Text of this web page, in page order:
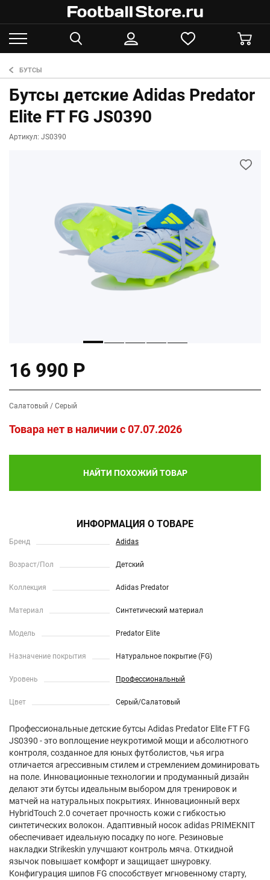
БУТСЫ
Бутсы детские Adidas Predator
Elite FT FG JS0390
Артикул: JS0390
16 990 Р
Салатовый / Серый
Товара нет в наличии c 07.07.2026
НАЙТИ ПОХОЖИЙ ТОВАР
ИНФОРМАЦИЯ О ТОВАРЕ
Бренд Adidas
Возраст/Пол Детский
Коллекция Adidas Predator
Материал Синтетический материал
Модель Predator Elite
Назначение покрытия Натуральное покрытие (FG)
Уровень Профессиональный
Цвет Серый/Салатовый
Профессиональные детские бутсы Adidas Predator Elite FT FG
JS0390 - это воплощение неукротимой мощи и абсолютного
контроля, созданное для юных футболистов, чья игра
отличается агрессивным стилем и стремлением доминировать
на поле. Инновационные технологии и продуманный дизайн
делают эти бутсы идеальным выбором для тренировок и
матчей на натуральных покрытиях. Инновационный верх
HybridTouch 2.0 сочетает прочность кожи с гибкостью
синтетических волокон. Адаптивный носок adidas PRIMEKNIT
обеспечивает идеальную посадку по ноге. Резиновые
накладки Strikeskin улучшают контроль мяча. Откидной
язычок повышает комфорт и защищает шнуровку.
Конфигурация шипов FG способствует мгновенному старту,